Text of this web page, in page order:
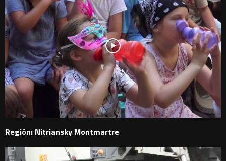
Región: Nitriansky Montmartre